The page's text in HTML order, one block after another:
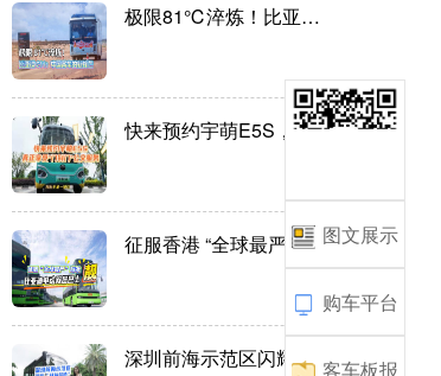
极限81℃淬炼！比亚迪C11：中...
快来预约宇萌E5S，真正享受"...
征服香港 “全球最严”标准...
深圳前海示范区闪耀“科技名...
图文展示
购车平台
客车板报